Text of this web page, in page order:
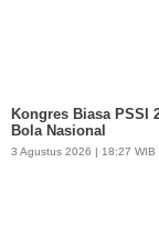
Kongres Biasa PSSI
Bola Nasional
3 Agustus 2026 | 18:27 WIB